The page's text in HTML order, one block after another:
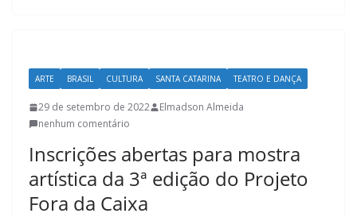
e
n
s
a
u
m
ARTE BRASIL CULTURA SANTA CATARINA TEATRO E DANÇA
29 de setembro de 2022
Elmadson Almeida
nenhum comentário
Inscrições abertas para mostra
artística da 3ª edição do Projeto
Fora da Caixa